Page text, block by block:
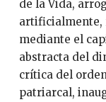
de la Vida,
artificialmente,
mediante el
abstracta del
crítica del
patriarcal,